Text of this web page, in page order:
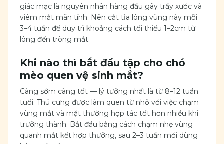
giác mạc là nguyên nhân hàng đầu gây trầy xước và
viêm mắt mãn tính. Nên cắt tỉa lông vùng này mỗi
3–4 tuần để duy trì khoảng cách tối thiểu 1–2cm từ
lông đến tròng mắt.
Khi nào thì bắt đầu tập cho chó
mèo quen vệ sinh mắt?
Càng sớm càng tốt — lý tưởng nhất là từ 8–12 tuần
tuổi. Thú cưng được làm quen từ nhỏ với việc chạm
vùng mắt và mặt thường hợp tác tốt hơn nhiều khi
trưởng thành. Bắt đầu bằng cách chạm nhẹ vùng
quanh mắt kết hợp thưởng, sau 2–3 tuần mới dùng